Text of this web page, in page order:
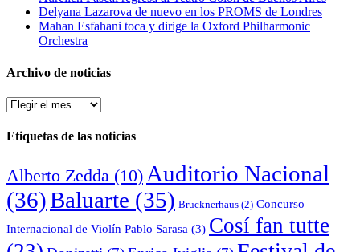
Delyana Lazarova de nuevo en los PROMS de Londres
Mahan Esfahani toca y dirige la Oxford Philharmonic
Orchestra
Archivo de noticias
Archivo
noticias
Etiquetas de las noticias
Alberto Zedda (10)Auditorio Nacional
(36)Baluarte (35) Brucknerhaus (2) Concurso
Internacional de Violín Pablo Sarasa (3) Cosí fan tutte